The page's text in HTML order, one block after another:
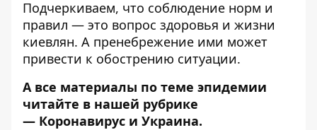
Подчеркиваем, что соблюдение норм и
правил — это вопрос здоровья и жизни
киевлян. А пренебрежение ими может
привести к обострению ситуации.
А все материалы по теме эпидемии
читайте в нашей рубрике
— Коронавирус и Украина.